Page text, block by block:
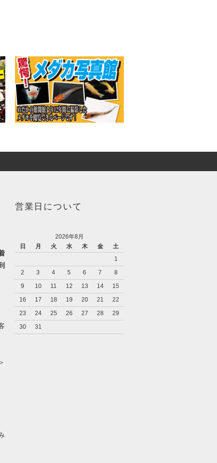
営業日について
2026年8月
日
月 火 水 木 金
土
1
2
3 4 5 6 7
8
9
10 11 12 13 14
15
16
17 18 19 20 21
22
23
24 25 26 27 28
29
30
31